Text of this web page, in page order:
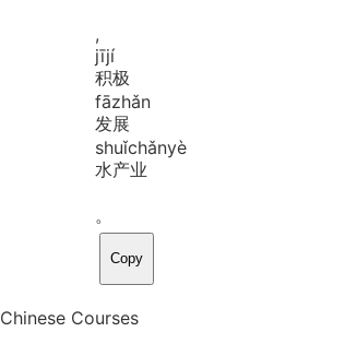
,
jījí
积极
fāzhǎn
发展
shuǐchǎnyè
水产业
。
Copy
Chinese Courses